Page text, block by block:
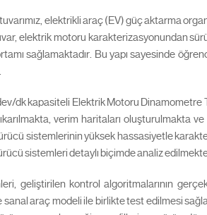
elektrikli araç (EV) güç aktarma
elektrik motoru karakterizasyonundan
sağlamaktadır. Bu yapı sayesinde
dk kapasiteli Elektrik Motoru Dinamometre
verim haritaları oluşturulmakta
sistemlerinin yüksek hassasiyetle
sistemleri detaylı biçimde analiz
geliştirilen kontrol algoritmalarının
araç modeli ile birlikte test edilmesi